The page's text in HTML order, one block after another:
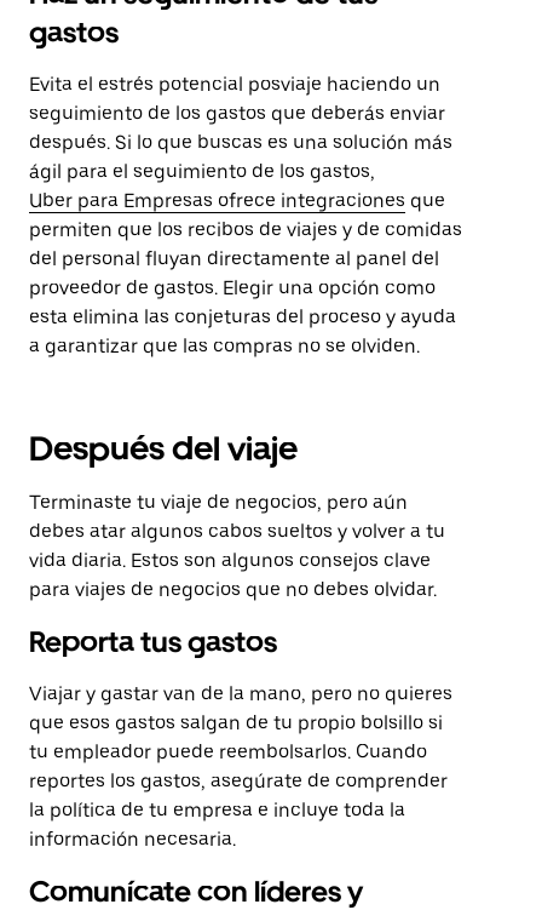
gastos
Evita el estrés potencial posviaje haciendo un
seguimiento de los gastos que deberás enviar
después. Si lo que buscas es una solución más
ágil para el seguimiento de los gastos,
Uber para Empresas ofrece integraciones que
permiten que los recibos de viajes y de comidas
del personal fluyan directamente al panel del
proveedor de gastos. Elegir una opción como
esta elimina las conjeturas del proceso y ayuda
a garantizar que las compras no se olviden.
Después del viaje
Terminaste tu viaje de negocios, pero aún
debes atar algunos cabos sueltos y volver a tu
vida diaria. Estos son algunos consejos clave
para viajes de negocios que no debes olvidar.
Reporta tus gastos
Viajar y gastar van de la mano, pero no quieres
que esos gastos salgan de tu propio bolsillo si
tu empleador puede reembolsarlos. Cuando
reportes los gastos, asegúrate de comprender
la política de tu empresa e incluye toda la
información necesaria.
Comunícate con líderes y